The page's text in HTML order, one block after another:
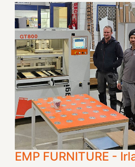
EMP FURNITURE -